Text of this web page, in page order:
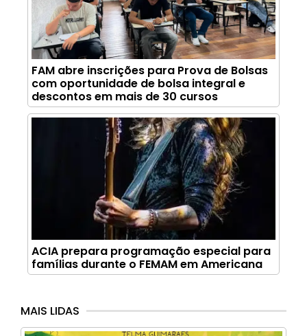
FAM abre inscrições para Prova de Bolsas
com oportunidade de bolsa integral e
descontos em mais de 30 cursos
ACIA prepara programação especial para
famílias durante o FEMAM em Americana
MAIS LIDAS